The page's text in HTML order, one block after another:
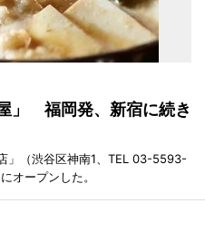
」 福岡発、新宿に続き
」（渋谷区神南1、TEL 03-5593-
オープンした。